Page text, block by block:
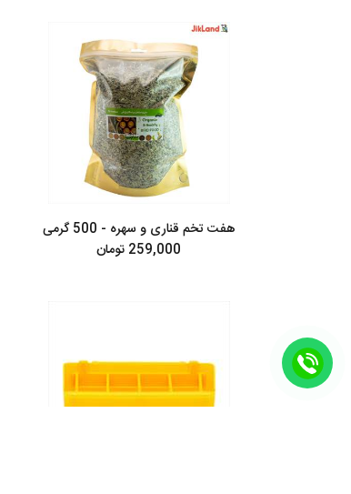
هفت تخم قناری و سهره - 500 گرمی
259,000 تومان